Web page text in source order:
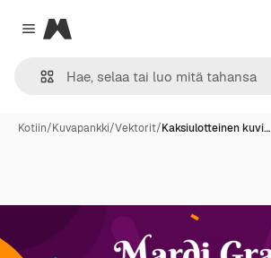
Close menu
Magnific
Kotiin/Kuvapankki/Vektorit/Kaksiulotteinen kuvi…